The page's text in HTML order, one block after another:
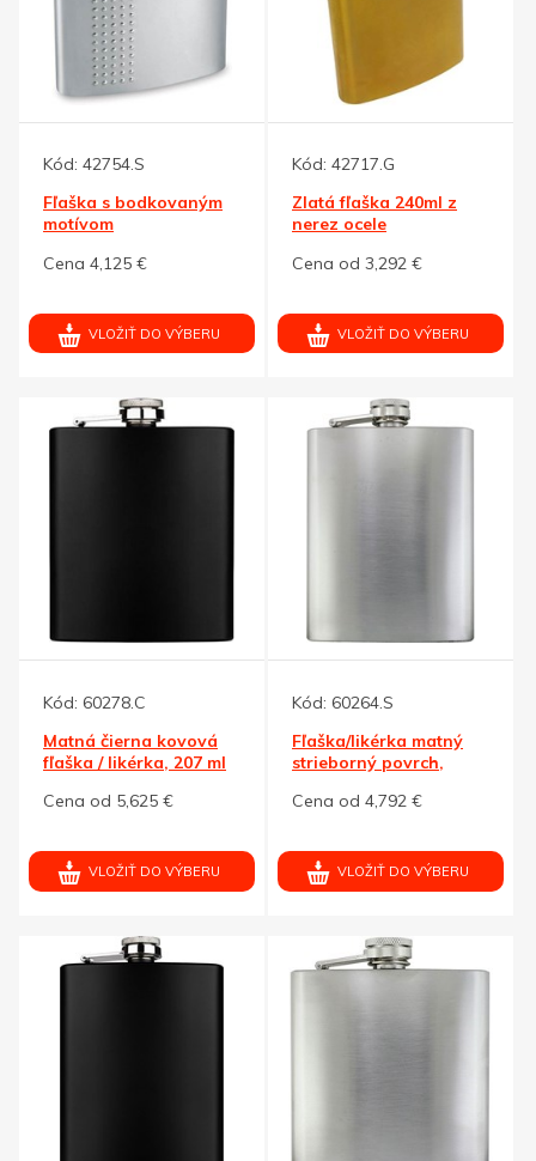
Kód: 42754.S
Fľaška s bodkovaným
motívom
Cena 4,125 €
VLOŽIŤ DO VÝBERU
Kód: 42717.G
Zlatá fľaška 240ml z
nerez ocele
Cena od 3,292 €
VLOŽIŤ DO VÝBERU
Kód: 60278.C
Matná čierna kovová
fľaška / likérka, 207 ml
Cena od 5,625 €
VLOŽIŤ DO VÝBERU
Kód: 60264.S
Fľaška/likérka matný
strieborný povrch,
Cena od 4,792 €
VLOŽIŤ DO VÝBERU